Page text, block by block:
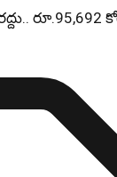
రూ.95,692